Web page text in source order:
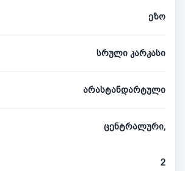
ეზო
სრული კარკასი
არასტანდარტული
ცენტრალური,
2